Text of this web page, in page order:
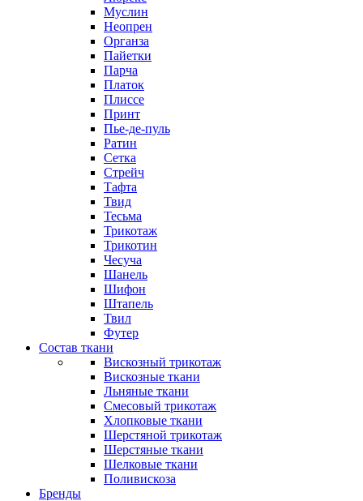
Муслин
Неопрен
Органза
Пайетки
Парча
Платок
Плиссе
Принт
Пье-де-пуль
Ратин
Сетка
Стрейч
Тафта
Твид
Тесьма
Трикотаж
Трикотин
Чесуча
Шанель
Шифон
Штапель
Твил
Футер
Состав ткани
Вискозный трикотаж
Вискозные ткани
Льняные ткани
Смесовый трикотаж
Хлопковые ткани
Шерстяной трикотаж
Шерстяные ткани
Шелковые ткани
Поливискоза
Бренды